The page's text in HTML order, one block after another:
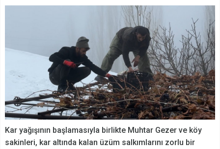
Kar yağışının başlamasıyla birlikte Muhtar Gezer ve köy
sakinleri, kar altında kalan üzüm salkımlarını zorlu bir